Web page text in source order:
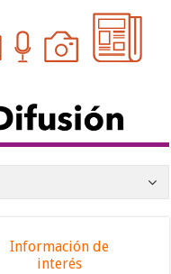
Información de
interés